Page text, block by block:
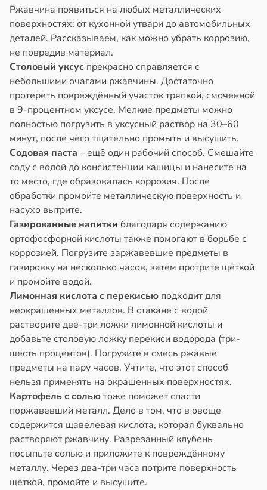
в19:27
в16:23
Ржавчина появиться на любых металлических
поверхностях: от кухонной утвари до автомобильных
деталей. Рассказываем, как можно убрать коррозию,
не повредив материал.
Столовый уксус прекрасно справляется с
небольшими очагами ржавчины. Достаточно
протереть повреждённый участок тряпкой, смоченной
в 9-процентном уксусе. Мелкие предметы можно
полностью погрузить в уксусный раствор на 30–60
минут, после чего тщательно промыть и высушить.
Содовая паста – ещё один рабочий способ. Смешайте
соду с водой до консистенции кашицы и нанесите на
то место, где образовалась коррозия. После
обработки промойте металлическую поверхность и
насухо вытрите.
Газированные напитки благодаря содержанию
ортофосфорной кислоты также помогают в борьбе с
коррозией. Погрузите заржавевшие предметы в
газировку на несколько часов, затем протрите щёткой
и промойте водой.
Лимонная кислота с перекисью подходит для
неокрашенных металлов. В стакане с водой
растворите две-три ложки лимонной кислоты и
добавьте столовую ложку перекиси водорода (три-
шесть процентов). Погрузите в смесь ржавые
предметы на пару часов. Учтите, что этот способ
нельзя применять на окрашенных поверхностях.
Картофель с сольютоже поможет спасти
поржавевший металл. Дело в том, что в овоще
содержится щавелевая кислота, которая буквально
растворяют ржавчину. Разрезанный клубень
посыпьте солью и приложите к повреждённому
металлу. Через два-три часа потрите поверхность
щёткой, промойте и высушите.